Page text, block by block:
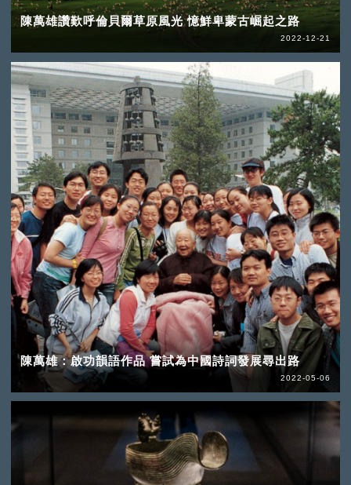
陳萬雄讚歎呼倫貝爾草原風光 憶鮮卑蒙古崛起之路
2022-12-21
陳萬雄：啟功韻語作品 嘗試為中國詩詞發展尋出路
2022-05-06